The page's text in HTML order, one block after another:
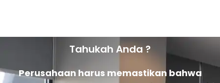
Tahukah Anda ?
Perusahaan harus memastikan bahwa